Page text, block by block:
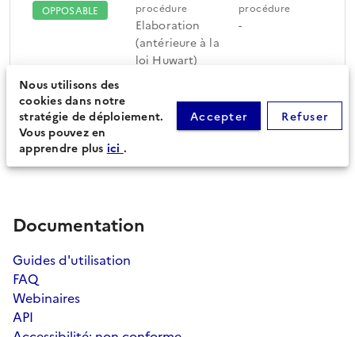
OPPOSABLE
procédure
Elaboration
(antérieure à la
loi Huwart)
procédure
-
Périmètre du document
d'urbanisme (33)
Feuille de route
Documentation
Guides d'utilisation
FAQ
Webinaires
API
Nous utilisons des
cookies dans notre
stratégie de déploiement.
Vous pouvez en
apprendre plus ici .
Accepter Refuser